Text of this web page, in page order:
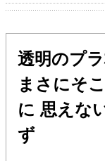
透明のプ
まさにそ
に 思えな
ず